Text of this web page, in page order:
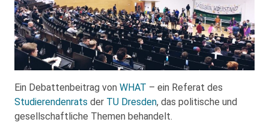
Ein Debattenbeitrag von WHAT – ein Referat des
Studierendenrats der TU Dresden, das politische und
gesellschaftliche Themen behandelt.